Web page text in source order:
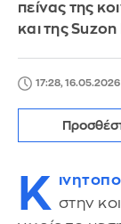
πείνας της
και της
17:28, 16.05.2026
Κ στην